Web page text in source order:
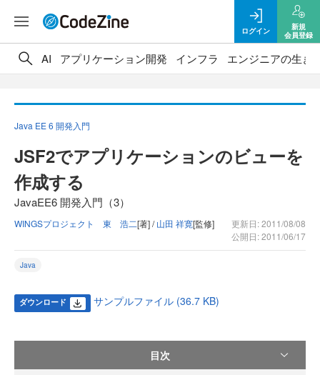
ログイン
新規
会員登録
AI アプリケーション開発 インフラ エンジニアの生き
Java EE 6 開発入門
JSF2でアプリケーションのビューを
作成する
JavaEE6 開発入門（3）
WINGSプロジェクト 東 浩二[著] /山田 祥寛[監修]
更新日: 2011/08/08
公開日: 2011/06/17
Java
ダウンロード サンプルファイル (36.7 KB)
目次